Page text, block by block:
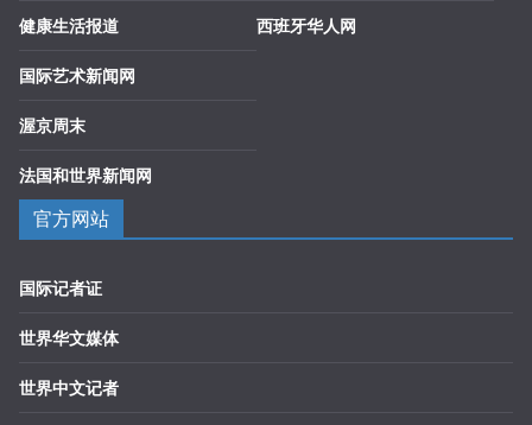
健康生活报道
国际艺术新闻网
渥京周末
法国和世界新闻网
西班牙华人网
官方网站
国际记者证
世界华文媒体
世界中文记者